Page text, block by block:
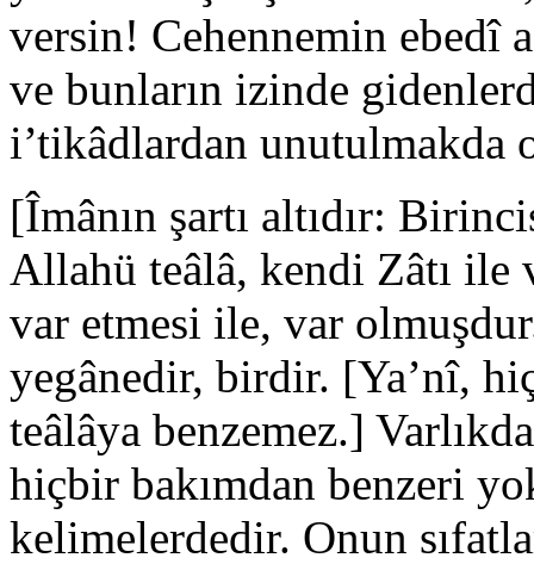
versin! Cehennemin ebedî
ve bunların izinde
i’tikâdlardan unutulmakda
[Îmânın şartı altıdır:
Allahü teâlâ, kendi Zâtı ile
var etmesi ile, var
yegânedir, birdir. [Ya’nî,
teâlâya benzemez.]
hiçbir bakımdan benzeri
kelimelerdedir. Onun